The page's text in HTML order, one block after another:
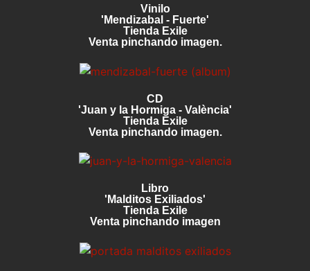
Vinilo
'Mendizabal - Fuerte'
Tienda Exile
Venta pinchando imagen.
CD
'Juan y la Hormiga - València'
Tienda Exile
Venta pinchando imagen.
Libro
'Malditos Exiliados'
Tienda Exile
Venta pinchando imagen